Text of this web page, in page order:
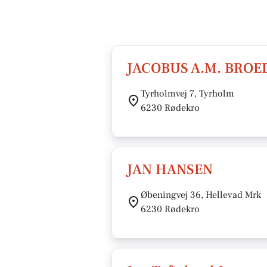
JACOBUS A.M.
Tyrholmvej 7, Tyrholm
6230 Rødekro
JAN HANSEN
Øbeningvej 36, Hellevad Mrk
6230 Rødekro